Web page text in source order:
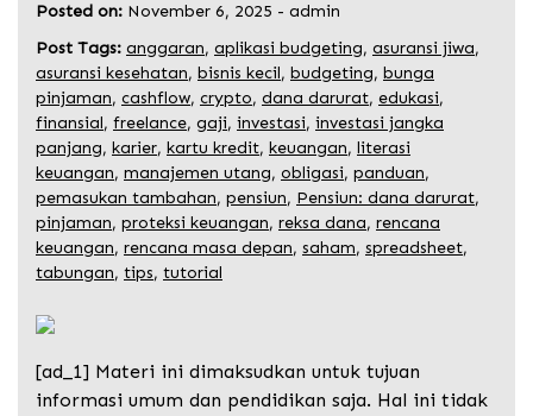
Posted on: November 6, 2025 - admin
Post Tags: anggaran, aplikasi budgeting, asuransi jiwa,
asuransi kesehatan, bisnis kecil, budgeting, bunga
pinjaman, cashflow, crypto, dana darurat, edukasi,
finansial, freelance, gaji, investasi, investasi jangka
panjang, karier, kartu kredit, keuangan, literasi
keuangan, manajemen utang, obligasi, panduan,
pemasukan tambahan, pensiun, Pensiun: dana darurat,
pinjaman, proteksi keuangan, reksa dana, rencana
keuangan, rencana masa depan, saham, spreadsheet,
tabungan, tips, tutorial
[ad_1] Materi ini dimaksudkan untuk tujuan
informasi umum dan pendidikan saja. Hal ini tidak